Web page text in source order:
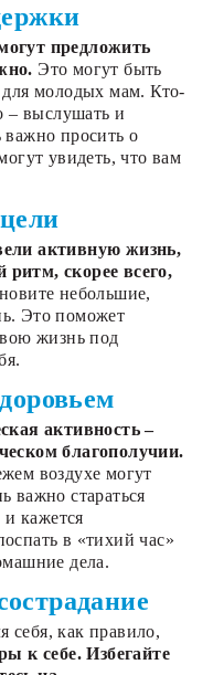
предложить
Это могут быть
молодых мам. Кто-
– выслушать и
просить о
увидеть, что вам
активную жизнь,
скорее всего,
небольшие,
Это поможет
жизнь под
активность –
благополучии.
воздухе могут
важно стараться
и кажется
в «тихий час»
дела.
как правило,
к себе. Избегайте